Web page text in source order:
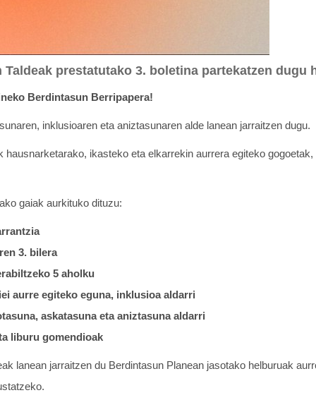
prestatutako 3. boletina partekatzen dugu
Berdintasun Berripapera!
inklusioaren eta aniztasunaren alde lanean jarraitzen dugu.
hausnarketarako, ikasteko eta elkarrekin aurrera egiteko
gaiak aurkituko dituzu:
3. bilera
5 aholku
aurre egiteko eguna, inklusioa aldarri
askatasuna eta aniztasuna aldarri
liburu gomendioak
lanean jarraitzen du Berdintasun Planean jasotako helburuak